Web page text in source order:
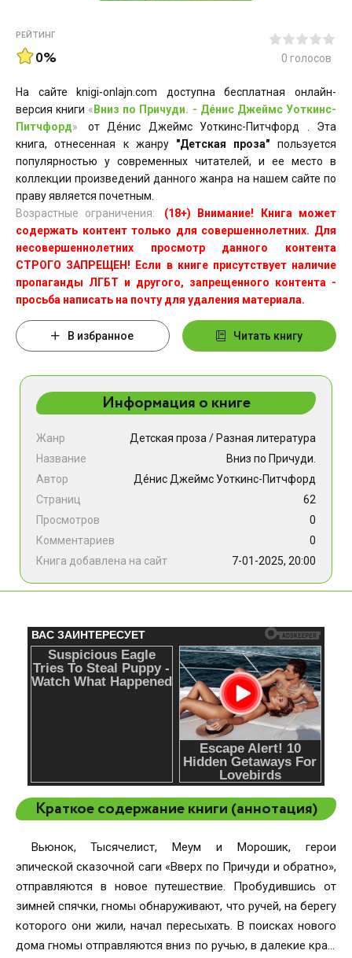
РЕЙТИНГ
0% 0 голосов
На сайте knigi-onlajn.com доступна бесплатная онлайн-
версия книги « Вниз по Причуди. - Дéнис Джеймс Уоткинс-
Питчфорд»
от Дéнис Джеймс Уоткинс-Питчфорд . Эта
книга, отнесенная к жанру "Детская проза" пользуется
популярностью у современных читателей, и ее место в
коллекции произведений данного жанра на нашем сайте по
праву является почетным.
Возрастные ограничения:
(18+) Внимание! Книга может
содержать контент только для совершеннолетних. Для
несовершеннолетних просмотр данного контента
СТРОГО ЗАПРЕЩЕН! Если в книге присутствует наличие
пропаганды ЛГБТ и другого, запрещенного контента -
просьба написать на почту для удаления материала.
В избранное Читать книгу
Информация о книге
Жанр Детская проза / Разная литература
Название
Вниз по Причуди.
Автор
Дéнис Джеймс Уоткинс-Питчфорд
Страниц
62
Просмотров
0
Комментариев
0
Книга добавлена на сайт
7-01-2025, 20:00
Краткое содержание книги (аннотация)
Вьюнок, Тысячелист, Меум и Морошик, герои
эпической сказочной саги «Вверх по Причуди и обратно»,
отправляются в новое путешествие. Пробудившись от
зимней спячки, гномы обнаруживают, что ручей, на берегу
которого они жили, начал пересыхать. В поисках нового
дома гномы отправляются вниз по ручью, в далекие края,